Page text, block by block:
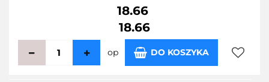
18.66
18.66
op DO KOSZYKA